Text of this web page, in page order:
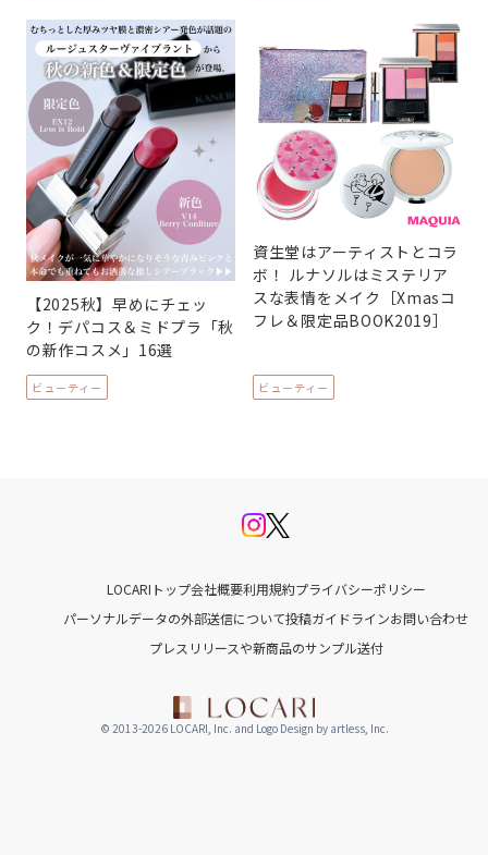
【2025秋】早めにチェッ
ク！デパコス＆ミドプラ「秋
の新作コスメ」16選
ビューティー
資生堂はアーティストとコラ
ボ！ ルナソルはミステリア
スな表情をメイク［Xmasコ
フレ＆限定品BOOK2019］
ビューティー
LOCARIトップ会社概要利用規約プライバシーポリシー
パーソナルデータの外部送信について投稿ガイドラインお問い合わせ
プレスリリースや新商品のサンプル送付
© 2013-2026 LOCARI, Inc. and Logo Design by artless, Inc.